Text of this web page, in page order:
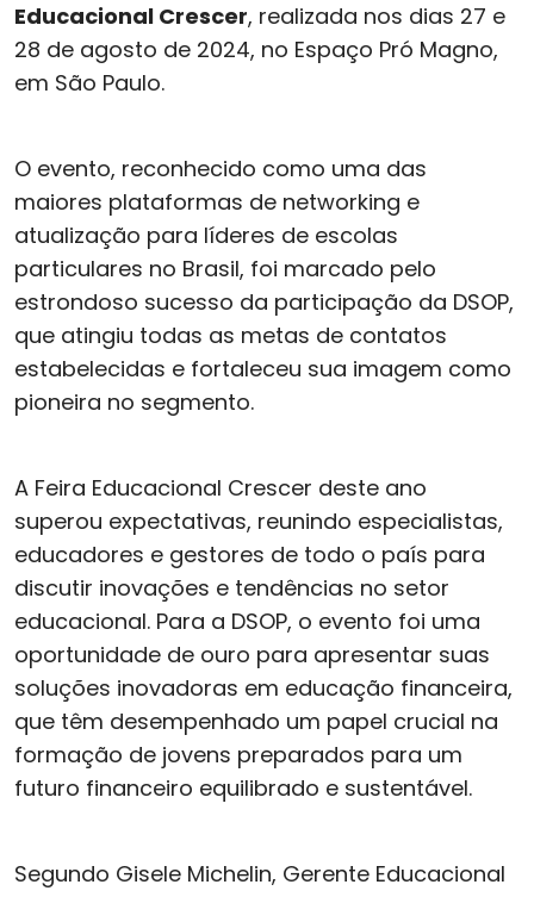
Educacional Crescer, realizada nos dias 27 e
28 de agosto de 2024, no Espaço Pró Magno,
em São Paulo.
O evento, reconhecido como uma das
maiores plataformas de networking e
atualização para líderes de escolas
particulares no Brasil, foi marcado pelo
estrondoso sucesso da participação da DSOP,
que atingiu todas as metas de contatos
estabelecidas e fortaleceu sua imagem como
pioneira no segmento.
A Feira Educacional Crescer deste ano
superou expectativas, reunindo especialistas,
educadores e gestores de todo o país para
discutir inovações e tendências no setor
educacional. Para a DSOP, o evento foi uma
oportunidade de ouro para apresentar suas
soluções inovadoras em educação financeira,
que têm desempenhado um papel crucial na
formação de jovens preparados para um
futuro financeiro equilibrado e sustentável.
Segundo Gisele Michelin, Gerente Educacional